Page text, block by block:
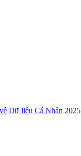
Dữ liệu Cá Nhân 2025